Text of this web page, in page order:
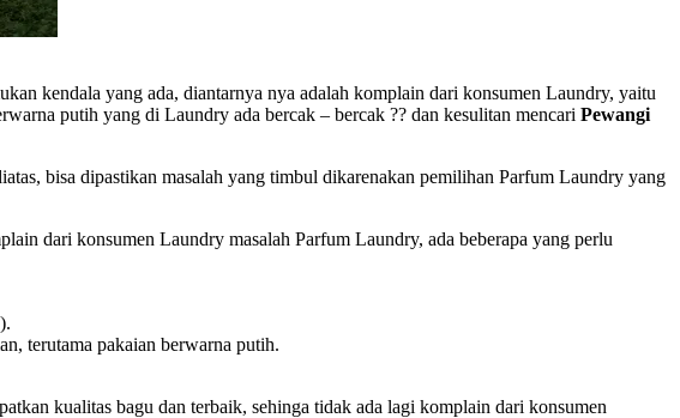
kendala yang ada, diantarnya nya adalah komplain dari konsumen Laundry, yaitu
putih yang di Laundry ada bercak – bercak ?? dan kesulitan mencari Pewangi
bisa dipastikan masalah yang timbul dikarenakan pemilihan Parfum Laundry yang
dari konsumen Laundry masalah Parfum Laundry, ada beberapa yang perlu
terutama pakaian berwarna putih.
kualitas bagu dan terbaik, sehinga tidak ada lagi komplain dari konsumen